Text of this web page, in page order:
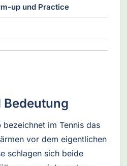
up und Practice
bezeichnet im Tennis das
vor dem eigentlichen
schlagen sich beide